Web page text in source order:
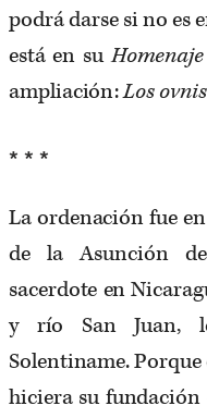
podrá darse si no es
está en su
ampliación:Los
* * *
La ordenación fue
de la Asunción
sacerdote en
y río San Juan,
Solentiname. Porque
hiciera su fundación